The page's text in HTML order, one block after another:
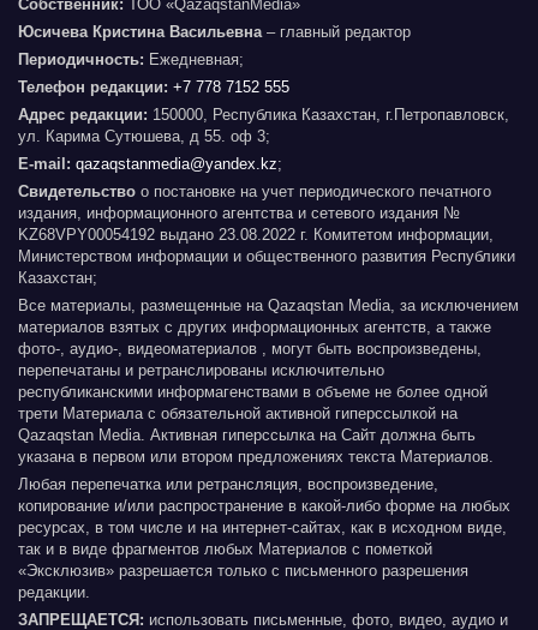
Собственник: ТОО «QazaqstanMedia»
Юсичева Кристина Васильевна – главный редактор
Периодичность: Ежедневная;
Телефон редакции: +7 778 7152 555
Адрес редакции: 150000, Республика Казахстан, г.Петропавловск,
ул. Карима Сутюшева, д 55. оф 3;
E-mail: qazaqstanmedia@yandex.kz;
Свидетельство о постановке на учет периодического печатного
издания, информационного агентства и сетевого издания №
KZ68VPY00054192 выдано 23.08.2022 г. Комитетом информации,
Министерством информации и общественного развития Республики
Казахстан;
Все материалы, размещенные на Qazaqstan Media, за исключением
материалов взятых с других информационных агентств, а также
фото-, аудио-, видеоматериалов , могут быть воспроизведены,
перепечатаны и ретранслированы исключительно
республиканскими информагенствами в объеме не более одной
трети Материала с обязательной активной гиперссылкой на
Qazaqstan Media. Активная гиперссылка на Сайт должна быть
указана в первом или втором предложениях текста Материалов.
Любая перепечатка или ретрансляция, воспроизведение,
копирование и/или распространение в какой-либо форме на любых
ресурсах, в том числе и на интернет-сайтах, как в исходном виде,
так и в виде фрагментов любых Материалов с пометкой
«Эксклюзив» разрешается только с письменного разрешения
редакции.
ЗАПРЕЩАЕТСЯ: использовать письменные, фото, видео, аудио и